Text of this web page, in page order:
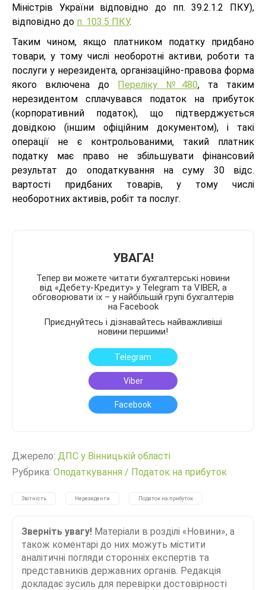
Міністрів України відповідно до пп. 39.2.1.2 ПКУ),
відповідно до п. 103.5 ПКУ.
Таким чином, якщо платником податку придбано
товари, у тому числі необоротні активи, роботи та
послуги у нерезидента, організаційно-правова форма
якого включена до Переліку №480, та таким
нерезидентом сплачувався податок на прибуток
(корпоративний податок), що підтверджується
довідкою (іншим офіційним документом), і такі
операції не є контрольованими, такий платник
податку має право не збільшувати фінансовий
результат до оподаткування на суму 30 відс.
вартості придбаних товарів, у тому числі
необоротних активів, робіт та послуг.
УВАГА!
Тепер ви можете читати бухгалтерські новини
від «Дебету-Кредиту» у Telegram та VIBER, а
обговорювати їх – у найбільшій групі бухгалтерів
на Facebook
Приєднуйтесь і дізнавайтесь найважливіші
новини першими!
Telegram
Viber
Facebook
Джерело: ДПС у Вінницькій області
Рубрика: Оподаткування / Податок на прибуток
Звітність Нерезиденти Податок на прибуток
Зверніть увагу! Матеріали в розділі «Новини», а
також коментарі до них можуть містити
аналітичні погляди сторонніх експертів та
представників державних органів. Редакція
докладає зусиль для перевірки достовірності